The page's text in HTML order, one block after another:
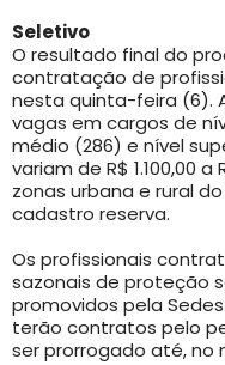
Seletivo
O resultado final do
contratação de
nesta quinta-feira (6).
vagas em cargos de
médio (286) e nível
variam de R$ 1.100,00
zonas urbana e rural
cadastro reserva.
Os profissionais
sazonais de proteção
promovidos pela
terão contratos pelo
ser prorrogado até, no